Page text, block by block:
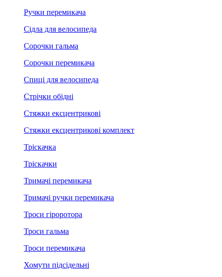
Ручки перемикача
Сідла для велосипеда
Сорочки гальма
Сорочки перемикача
Спиці для велосипеда
Стрічки обідні
Стяжки ексцентрикові
Стяжки ексцентрикові комплект
Тріскачка
Тріскачки
Тримачі перемикача
Тримачі ручки перемикача
Троси гіроротора
Троси гальма
Троси перемикача
Хомути підсідельні